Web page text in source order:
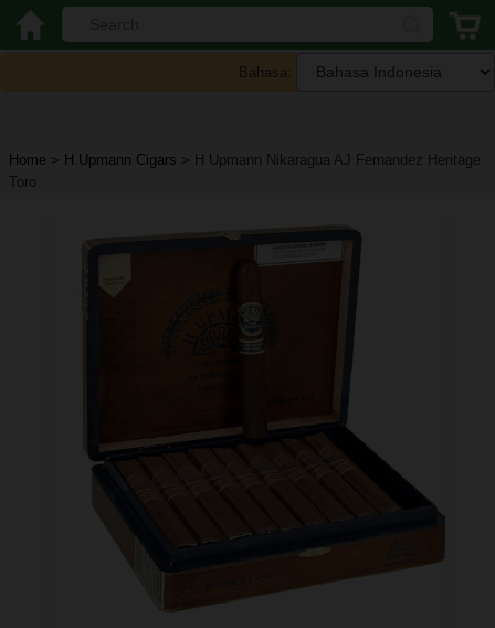
Bahasa:
Home > H.Upmann Cigars > H Upmann Nikaragua AJ Fernandez Heritage
Toro